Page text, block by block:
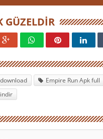
GÜZELDIR
Empire Run Apk full